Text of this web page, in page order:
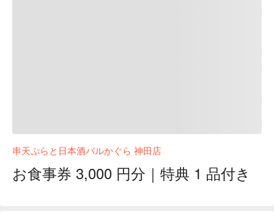
串天ぷらと日本酒バルかぐら 神田店
お食事券 3,000 円分｜特典 1 品付き